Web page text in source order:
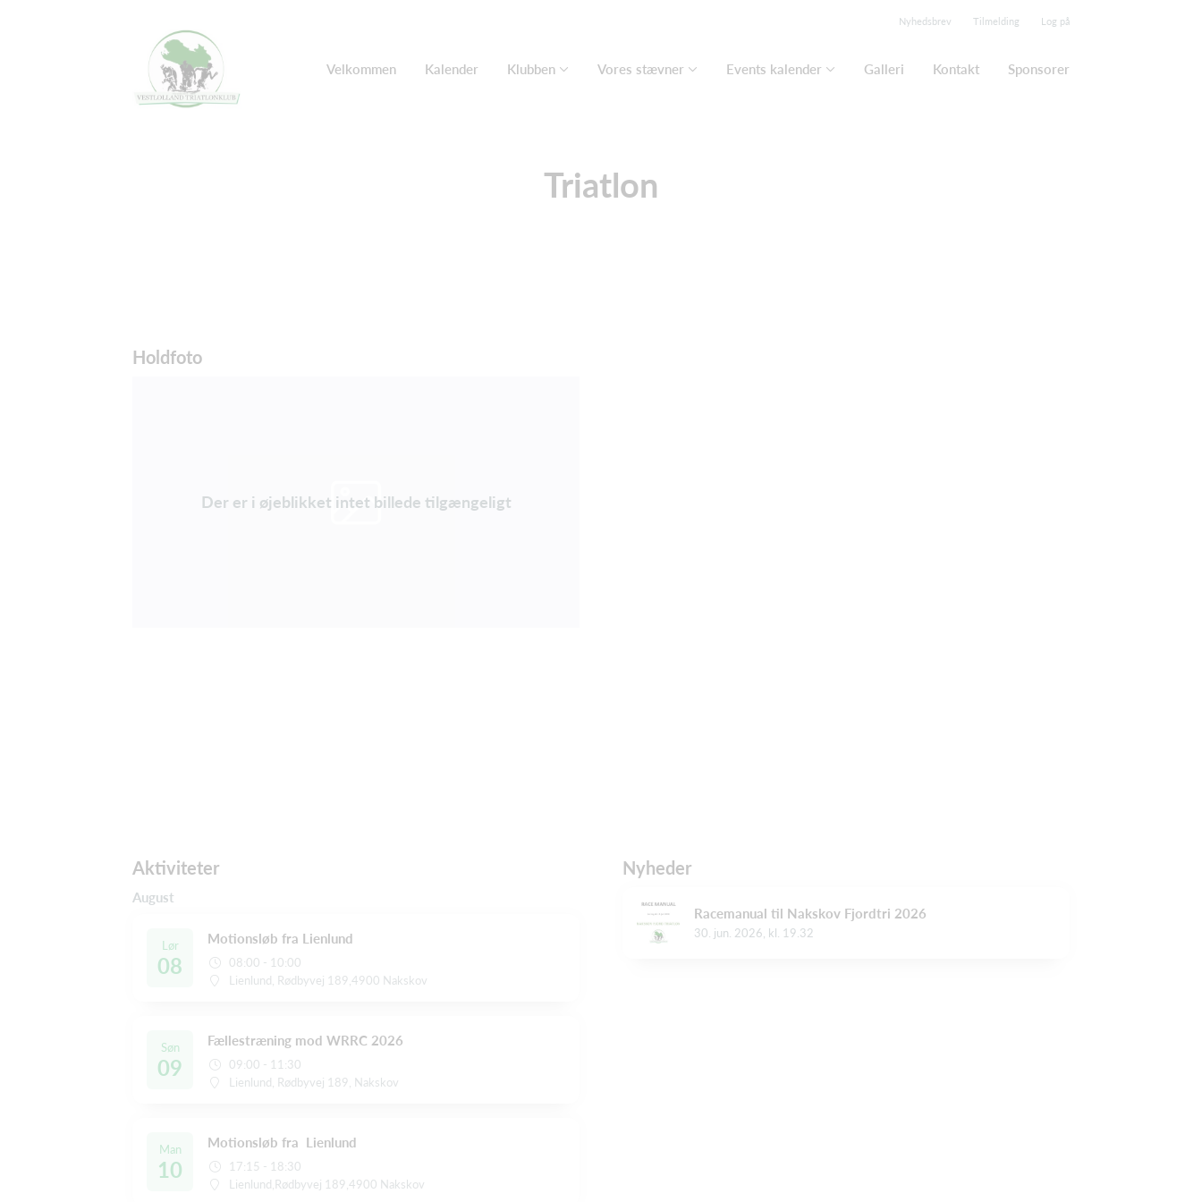
Nyhedsbrev Tilmelding Log på
Velkommen Kalender Klubben Vores stævner Events kalender Galleri Kontakt Sponsorer
Triatlon
Holdfoto
Der er i øjeblikket intet billede tilgængeligt
Aktiviteter
August
Lør
08
Motionsløb fra Lienlund
08:00 - 10:00
Lienlund, Rødbyvej 189,4900 Nakskov
Søn
09
Fællestræning mod WRRC 2026
09:00 - 11:30
Lienlund, Rødbyvej 189, Nakskov
Man
10
Motionsløb fra Lienlund
17:15 - 18:30
Lienlund,Rødbyvej 189,4900 Nakskov
Nyheder
Racemanual til Nakskov Fjordtri 2026
30. jun. 2026, kl. 19.32